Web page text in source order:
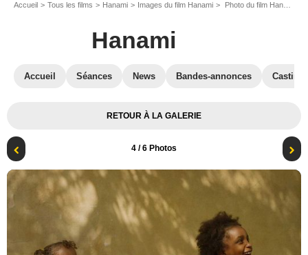
Accueil Tous les films Hanami Images du film Hanami Photo du film Hanami - Photo 4
Hanami
Accueil Séances News Bandes-annonces Casting
RETOUR À LA GALERIE
4 / 6 Photos